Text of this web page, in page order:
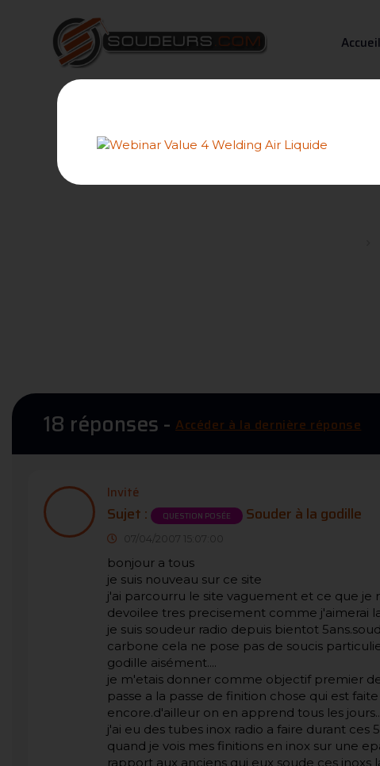
Accueil
18 réponses - Accéder à la dernière réponse
Invité
Sujet : QUESTION POSÉE Souder à la godille
07/04/2007 15:07:00
bonjour a tous
je suis nouveau sur ce site
j'ai parcourru le site vaguement et ce que
devoilee tres precisement comme j'aimerai
je suis soudeur radio depuis bientot
carbone cela ne pose pas de soucis
godille aisément....
je m'etais donner comme objectif premier
passe a la passe de finition chose qui est
encore.d'ailleur on en apprend tous les
j'ai eu des tubes inox radio a faire durant ces
quand je vois mes finitions en inox sur une
rapport aux anciens qui eux soude ces